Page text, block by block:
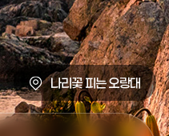
나리꽃 피는 오랑대
공
복
프